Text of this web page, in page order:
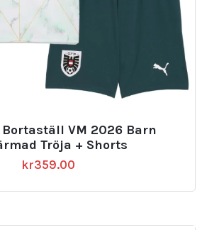
VM 2026 Barn
Tröja + Shorts
kr359.00